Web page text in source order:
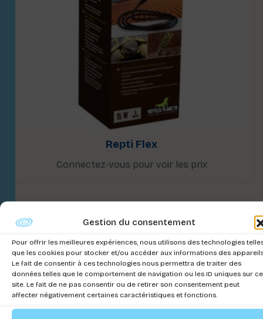
Gestion du consentement
Pour offrir les meilleures expériences, nous utilisons des technologies
que les cookies pour stocker et/ou accéder aux informations des
Le fait de consentir à ces technologies nous permettra de traiter des
données telles que le comportement de navigation ou les ID uniques sur ce
site. Le fait de ne pas consentir ou de retirer son consentement peut
affecter négativement certaines caractéristiques et fonctions.
Repti Flex
Connectez-vous pour voir les prix